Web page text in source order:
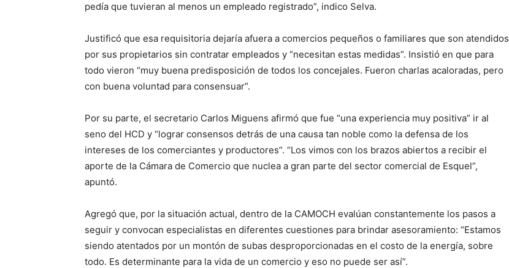
pedía que tuvieran al menos un empleado registrado”, indico Selva.
Justificó que esa requisitoria dejaría afuera a comercios pequeños o familiares que son atendidos
por sus propietarios sin contratar empleados y “necesitan estas medidas”. Insistió en que para
todo vieron “muy buena predisposición de todos los concejales. Fueron charlas acaloradas, pero
con buena voluntad para consensuar”.
Por su parte, el secretario Carlos Miguens afirmó que fue “una experiencia muy positiva” ir al
seno del HCD y “lograr consensos detrás de una causa tan noble como la defensa de los
intereses de los comerciantes y productores”. “Los vimos con los brazos abiertos a recibir el
aporte de la Cámara de Comercio que nuclea a gran parte del sector comercial de Esquel”,
apuntó.
Agregó que, por la situación actual, dentro de la CAMOCH evalúan constantemente los pasos a
seguir y convocan especialistas en diferentes cuestiones para brindar asesoramiento: “Estamos
siendo atentados por un montón de subas desproporcionadas en el costo de la energía, sobre
todo. Es determinante para la vida de un comercio y eso no puede ser así”.